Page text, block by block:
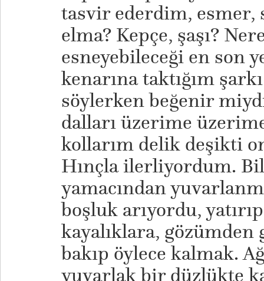
tasvir ederdim, esmer,
elma? Kepçe, şaşı?
esneyebileceği en son
kenarına taktığım
söylerken beğenir
dalları üzerime
kollarım delik deşikti
Hınçla ilerliyordum.
yamacından
boşluk arıyordu,
kayalıklara, gözümden
bakıp öylece kalmak.
yuvarlak bir düzlükte